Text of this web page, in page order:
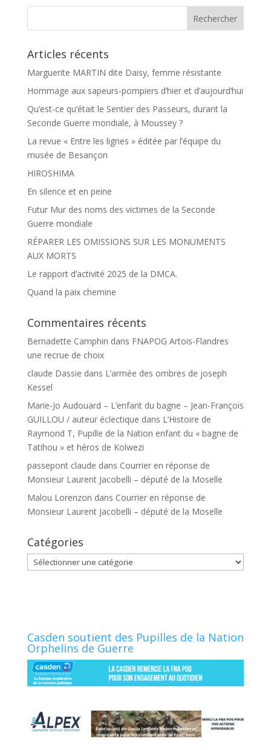
o e
Articles récents
Marguerite MARTIN dite Daisy, femme résistante
Hommage aux sapeurs-pompiers d’hier et d’aujourd’hui
Qu’est-ce qu’était le Sentier des Passeurs, durant la
Seconde Guerre mondiale, à Moussey ?
La revue « Entre les lignes » éditée par l’équipe du
musée de Besançon
HIROSHIMA
En silence et en peine
Futur Mur des noms des victimes de la Seconde
Guerre mondiale
RÉPARER LES OMISSIONS SUR LES MONUMENTS
AUX MORTS
Le rapport d’activité 2025 de la DMCA.
Quand la paix chemine
Commentaires récents
Bernadette Camphin dans FNAPOG Artois-Flandres
une recrue de choix
claude Dassie dans L’armée des ombres de joseph
Kessel
Marie-Jo Audouard – L’enfant du bagne – Jean-François
GUILLOU / auteur éclectique dans L’Histoire de
Raymond T, Pupille de la Nation enfant du « bagne de
Tatihou » et héros de Kolwezi
passepont claude dans Courrier en réponse de
Monsieur Laurent Jacobelli – député de la Moselle
Malou Lorenzon dans Courrier en réponse de
Monsieur Laurent Jacobelli – député de la Moselle
Catégories
Catégories
Casden soutient des Pupilles de la Nation
Orphelins de Guerre